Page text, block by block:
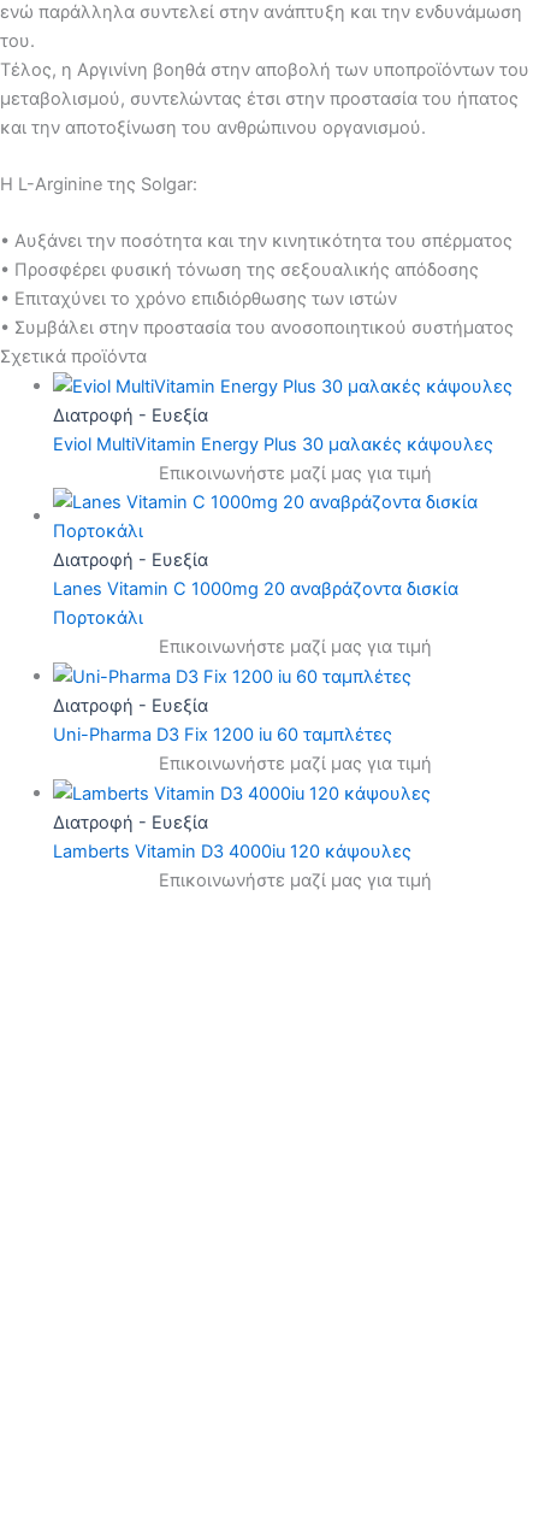
ενώ παράλληλα συντελεί στην ανάπτυξη και την ενδυνάμωση
του.
Τέλος, η Αργινίνη βοηθά στην αποβολή των υποπροϊόντων του
μεταβολισμού, συντελώντας έτσι στην προστασία του ήπατος
και την αποτοξίνωση του ανθρώπινου οργανισμού.
Η L-Arginine της Solgar:
• Αυξάνει την ποσότητα και την κινητικότητα του σπέρματος
• Προσφέρει φυσική τόνωση της σεξουαλικής απόδοσης
• Επιταχύνει το χρόνο επιδιόρθωσης των ιστών
• Συμβάλει στην προστασία του ανοσοποιητικού συστήματος
Σχετικά προϊόντα
Διατροφή - Ευεξία
Eviol MultiVitamin Energy Plus 30 μαλακές κάψουλες
Επικοινωνήστε μαζί μας για τιμή
Διατροφή - Ευεξία
Lanes Vitamin C 1000mg 20 αναβράζοντα δισκία
Πορτοκάλι
Επικοινωνήστε μαζί μας για τιμή
Διατροφή - Ευεξία
Uni-Pharma D3 Fix 1200 iu 60 ταμπλέτες
Επικοινωνήστε μαζί μας για τιμή
Διατροφή - Ευεξία
Lamberts Vitamin D3 4000iu 120 κάψουλες
Επικοινωνήστε μαζί μας για τιμή